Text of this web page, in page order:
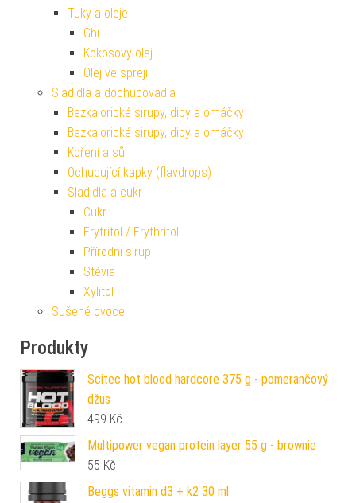
Tuky a oleje
Ghí
Kokosový olej
Olej ve spreji
Sladidla a dochucovadla
Bezkalorické sirupy, dipy a omáčky
Bezkalorické sirupy, dipy a omáčky
Koření a sůl
Ochucující kapky (flavdrops)
Sladidla a cukr
Cukr
Erytritol / Erythritol
Přírodní sirup
Stévia
Xylitol
Sušené ovoce
Produkty
Scitec hot blood hardcore 375 g - pomerančový
džus
499 Kč
Multipower vegan protein layer 55 g - brownie
55 Kč
Beggs vitamin d3 + k2 30 ml